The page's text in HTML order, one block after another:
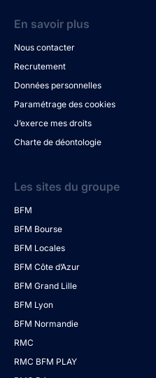
En savoir plus
Nous contacter
Recrutement
Données personnelles
Paramétrage des cookies
J’exerce mes droits
Charte de déontologie
Les sites du groupe
BFM
BFM Bourse
BFM Locales
BFM Côte d’Azur
BFM Grand Lille
BFM Lyon
BFM Normandie
RMC
RMC BFM PLAY